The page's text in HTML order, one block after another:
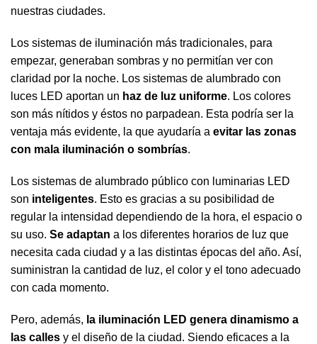
nuestras ciudades.
Los sistemas de iluminación más tradicionales, para
empezar, generaban sombras y no permitían ver con
claridad por la noche. Los sistemas de alumbrado con
luces LED aportan un haz de luz uniforme. Los colores
son más nítidos y éstos no parpadean. Esta podría ser la
ventaja más evidente, la que ayudaría a evitar las zonas
con mala iluminación o sombrías.
Los sistemas de alumbrado público con luminarias LED
son inteligentes. Esto es gracias a su posibilidad de
regular la intensidad dependiendo de la hora, el espacio o
su uso. Se adaptan a los diferentes horarios de luz que
necesita cada ciudad y a las distintas épocas del año. Así,
suministran la cantidad de luz, el color y el tono adecuado
con cada momento.
Pero, además, la iluminación LED genera dinamismo a
las calles y el diseño de la ciudad. Siendo eficaces a la